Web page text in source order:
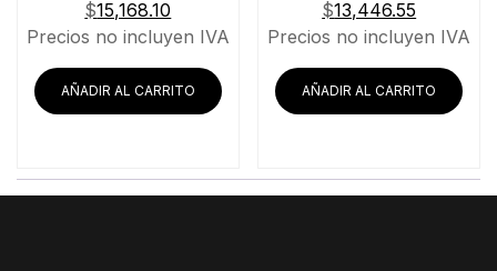
$15,168.10
Precios no incluyen IVA
AÑADIR AL CARRITO
$13,446.55
Precios no incluyen IVA
AÑADIR AL CARRITO